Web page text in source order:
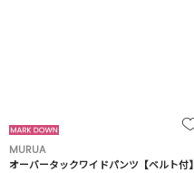
MURUA
オーバータックワイドパンツ【ベルト付】